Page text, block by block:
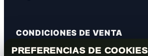
PREFERENCIAS DE COOKIES
CONDICIONES DE VENTA
GARANTÍAS